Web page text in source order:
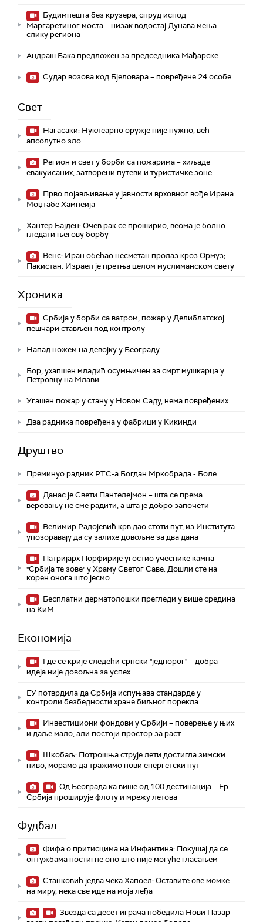
Будимпешта без крузера, спруд испод
Маргаретиног моста – низак водостај Дунава мења
слику региона
Андраш Бакa предложен за председника Мађарске
Судар возова код Бјеловара – повређене 24 особе
Свет
Нагасаки: Нуклеарно оружје није нужно, већ
апсолутно зло
Регион и свет у борби са пожарима – хиљаде
евакуисаних, затворени путеви и туристичке зоне
Прво појављивање у јавности врховног вође Ирана
Моџтабe Хамнеија
Хантер Бајден: Очев рак се проширио, веома је болно
гледати његову борбу
Венс: Иран обећао несметан пролаз кроз Ормуз;
Пакистан: Израел је претња целом муслиманском свету
Хроника
Србија у борби са ватром, пожар у Делиблатској
пешчари стављен под контролу
Напад ножем на девојку у Београду
Бор, ухапшен младић осумњичен за смрт мушкарца у
Петровцу на Млави
Угашен пожар у стану у Новом Саду, нема повређених
Два радника повређена у фабрици у Кикинди
Друштво
Преминуо радник РТС-а Богдан Мркобрада - Боле.
Данас је Свети Пантелејмон – шта се према
веровању не сме радити, а шта је добро започети
Велимир Радојевић крв дао стоти пут, из Института
упозоравају да су залихе довољне за два дана
Патријарх Порфирије угостио учеснике кампа
"Србија те зове" у Храму Светог Саве: Дошли сте на
корен онога што јесмо
Бесплатни дерматолошки прегледи у више средина
на КиМ
Економија
Где се крије следећи српски "једнорог" – добра
идеја није довољна за успех
ЕУ потврдила да Србија испуњава стандарде у
контроли безбедности хране биљног порекла
Инвестициони фондови у Србији – поверење у њих
и даље мало, али постоји простор за раст
Шкобаљ: Потрошња струје лети достигла зимски
ниво, морамо да тражимо нови енергетски пут
Од Београда ка више од 100 дестинација – Ер
Србија проширује флоту и мрежу летова
Фудбал
Фифа о притисцима на Инфантина: Покушај да се
оптужбама постигне оно што није могуће гласањем
Станковић једва чека Хапоел: Оставите ове момке
на миру, нека све иде на моја леђа
Звезда са десет играча победила Нови Пазар –